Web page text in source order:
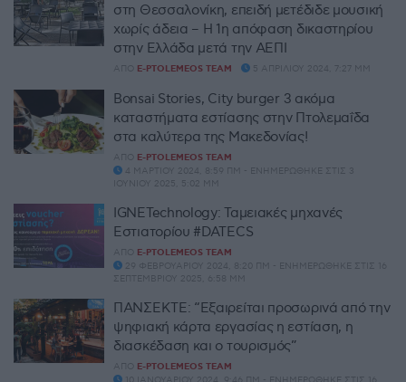
στη Θεσσαλονίκη, επειδή μετέδιδε μουσική
χωρίς άδεια – Η 1η απόφαση δικαστηρίου
στην Ελλάδα μετά την ΑΕΠΙ
ΑΠΌ E-PTOLEMEOS TEAM 5 ΑΠΡΙΛΊΟΥ 2024, 7:27 ΜΜ
Bonsai Stories, City burger 3 ακόμα
καταστήματα εστίασης στην Πτολεμαΐδα
στα καλύτερα της Μακεδονίας!
ΑΠΌ E-PTOLEMEOS TEAM
4 ΜΑΡΤΊΟΥ 2024, 8:59 ΠΜ - ΕΝΗΜΕΡΏΘΗΚΕ ΣΤΙΣ 3
ΙΟΥΝΊΟΥ 2025, 5:02 ΜΜ
IGNETechnology: Ταμειακές μηχανές
Εστιατορίου #DATECS
ΑΠΌ E-PTOLEMEOS TEAM
29 ΦΕΒΡΟΥΑΡΊΟΥ 2024, 8:20 ΠΜ - ΕΝΗΜΕΡΏΘΗΚΕ ΣΤΙΣ 16
ΣΕΠΤΕΜΒΡΊΟΥ 2025, 6:58 ΜΜ
ΠΑΝΣΕΚΤΕ: “Εξαιρείται προσωρινά από την
ψηφιακή κάρτα εργασίας η εστίαση, η
διασκέδαση και ο τουρισμός”
ΑΠΌ E-PTOLEMEOS TEAM
10 ΙΑΝΟΥΑΡΊΟΥ 2024, 9:46 ΠΜ - ΕΝΗΜΕΡΏΘΗΚΕ ΣΤΙΣ 16